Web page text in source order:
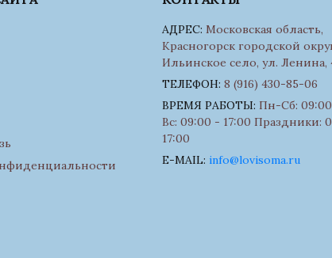
АДРЕС: Московская область,
Красногорск городской
Ильинское село, ул. Ленина,
ТЕЛЕФОН: 8 (916) 430-85-06
ВРЕМЯ РАБОТЫ: Пн-Сб:
Вс: 09:00 - 17:00 Праздники:
17:00
E-MAIL: info@lovisoma.ru